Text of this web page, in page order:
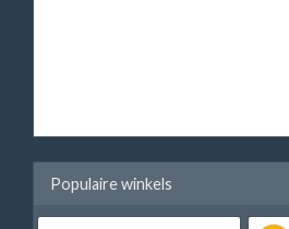
Populaire winkels